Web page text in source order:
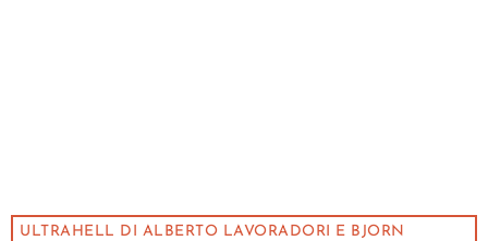
ULTRAHELL DI ALBERTO LAVORADORI E BJORN